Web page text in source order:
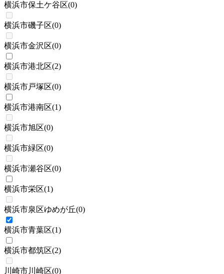
横浜市保土ケ谷区(0)
横浜市磯子区(0)
横浜市金沢区(0)
横浜市港北区(2)
横浜市戸塚区(0)
横浜市港南区(1)
横浜市旭区(0)
横浜市緑区(0)
横浜市瀬谷区(0)
横浜市栄区(1)
横浜市泉区ゆめが丘(0)
横浜市青葉区(1)
横浜市都筑区(2)
川崎市川崎区(0)